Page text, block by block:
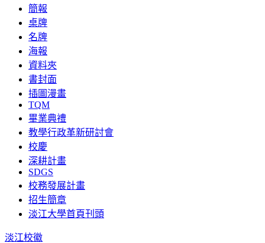
簡報
桌牌
名牌
海報
資料夾
書封面
插圖漫畫
TQM
畢業典禮
教學行政革新研討會
校慶
深耕計畫
SDGS
校務發展計畫
招生簡章
淡江大學首頁刊頭
淡江校徽